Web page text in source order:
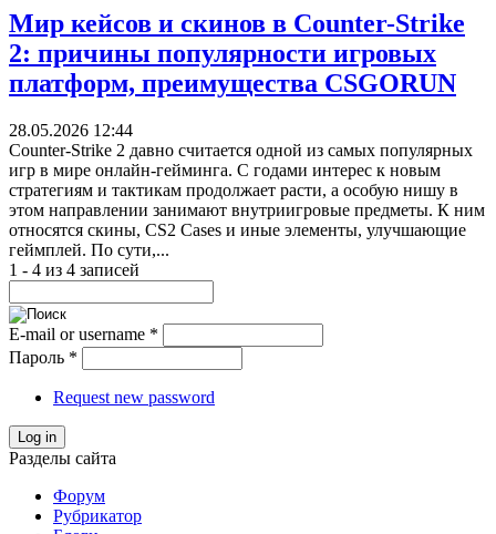
Мир кейсов и скинов в Counter-Strike
2: причины популярности игровых
платформ, преимущества CSGORUN
28.05.2026 12:44
Counter-Strike 2 давно считается одной из самых популярных
игр в мире онлайн-гейминга. С годами интерес к новым
стратегиям и тактикам продолжает расти, а особую нишу в
этом направлении занимают внутриигровые предметы. К ним
относятся скины, CS2 Cases и иные элементы, улучшающие
геймплей. По сути,...
1 - 4 из 4 записей
E-mail or username *
Пароль *
Request new password
Log in
Разделы сайта
Форум
Рубрикатор